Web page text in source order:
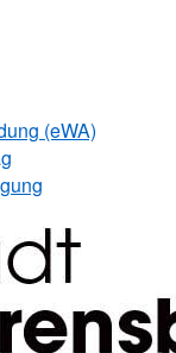
(eWA)